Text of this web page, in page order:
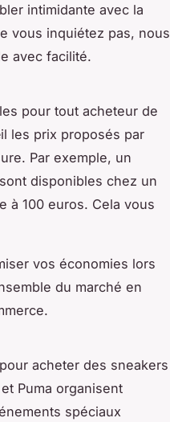
intimidante avec la
vous inquiétez pas, nous
avec facilité.
pour tout acheteur de
les prix proposés par
Par exemple, un
sont disponibles chez un
à 100 euros. Cela vous
vos économies lors
du marché en
acheter des sneakers
et Puma organisent
spéciaux